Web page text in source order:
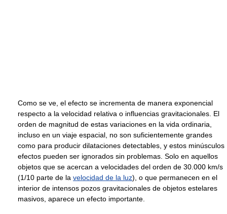
Como se ve, el efecto se incrementa de manera exponencial
respecto a la velocidad relativa o influencias gravitacionales. El
orden de magnitud de estas variaciones en la vida ordinaria,
incluso en un viaje espacial, no son suficientemente grandes
como para producir dilataciones detectables, y estos minúsculos
efectos pueden ser ignorados sin problemas. Solo en aquellos
objetos que se acercan a velocidades del orden de 30.000 km/s
(1/10 parte de la velocidad de la luz), o que permanecen en el
interior de intensos pozos gravitacionales de objetos estelares
masivos, aparece un efecto importante.